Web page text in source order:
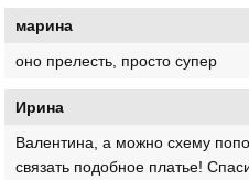
марина
оно прелесть, просто супер
Ирина
Валентина, а можно схему
связать подобное платье!